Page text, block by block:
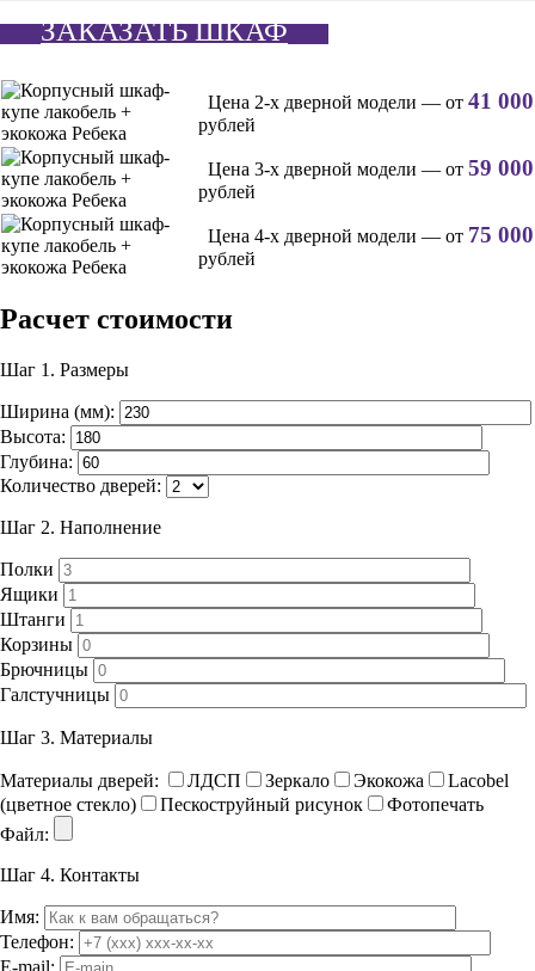
ЗАКАЗАТЬ ШКАФ
Цена 2-х дверной модели — от 41 000
рублей
Цена 3-х дверной модели — от 59 000
рублей
Цена 4-х дверной модели — от 75 000
рублей
Расчет стоимости
Шаг 1. Размеры
Ширина (мм):
Высота:
Глубина:
Количество дверей:
Шаг 2. Наполнение
Полки
Ящики
Штанги
Корзины
Брючницы
Галстучницы
Шаг 3. Материалы
Материалы дверей: ЛДСП Зеркало Экокожа
Lacobel
(цветное стекло)
Пескоструйный рисунок
Фотопечать
Файл:
Шаг 4. Контакты
Имя:
Телефон:
E-mail: